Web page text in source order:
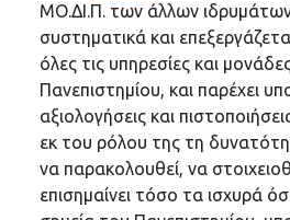
ΜΟ.ΔΙ.Π. των άλλων
συστηματικά και
όλες τις υπηρεσίες και
Πανεπιστημίου, και παρέχει
αξιολογήσεις και
εκ του ρόλου της τη
να παρακολουθεί, να
επισημαίνει τόσο τα ισχυρά